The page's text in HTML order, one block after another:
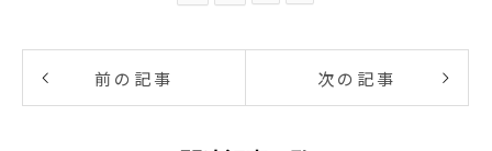
前の記事 次の記事